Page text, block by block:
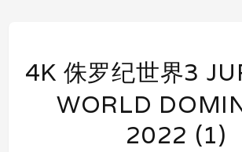
4K 侏罗纪世界3
WORLD
2022 (1)